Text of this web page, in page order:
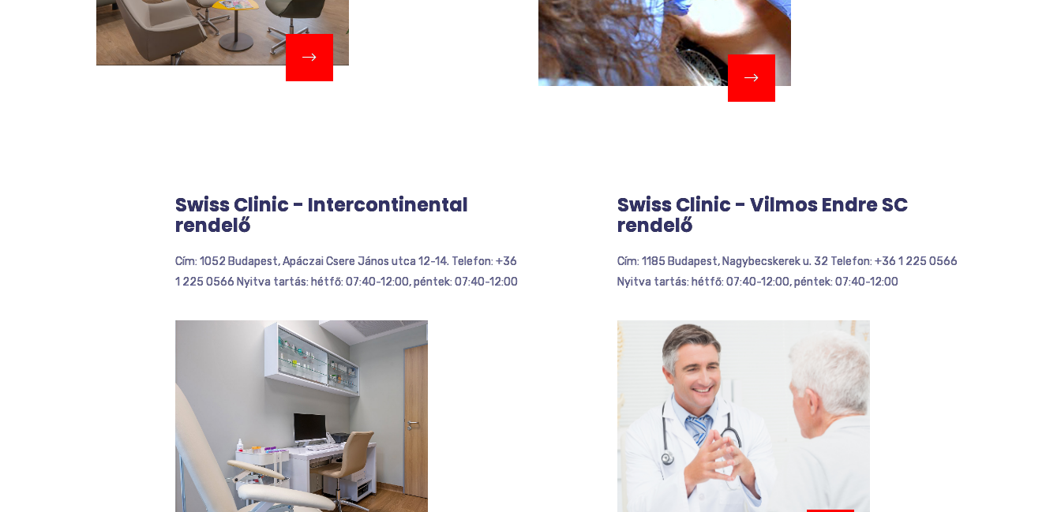
Swiss Clinic - Intercontinental
rendelő
Cím: 1052 Budapest, Apáczai Csere János utca 12-14. Telefon: +36
1 225 0566 Nyitva tartás: hétfő: 07:40-12:00, péntek: 07:40-12:00
Swiss Clinic - Vilmos Endre SC
rendelő
Cím: 1185 Budapest, Nagybecskerek u. 32 Telefon: +36 1 225 0566
Nyitva tartás: hétfő: 07:40-12:00, péntek: 07:40-12:00